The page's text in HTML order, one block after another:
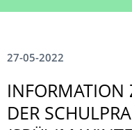
27-05-2022
INFORMATION
DER